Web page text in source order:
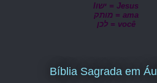
lישו = Jesus
מותק = ama
לכן = você
Bíblia Sagrada em